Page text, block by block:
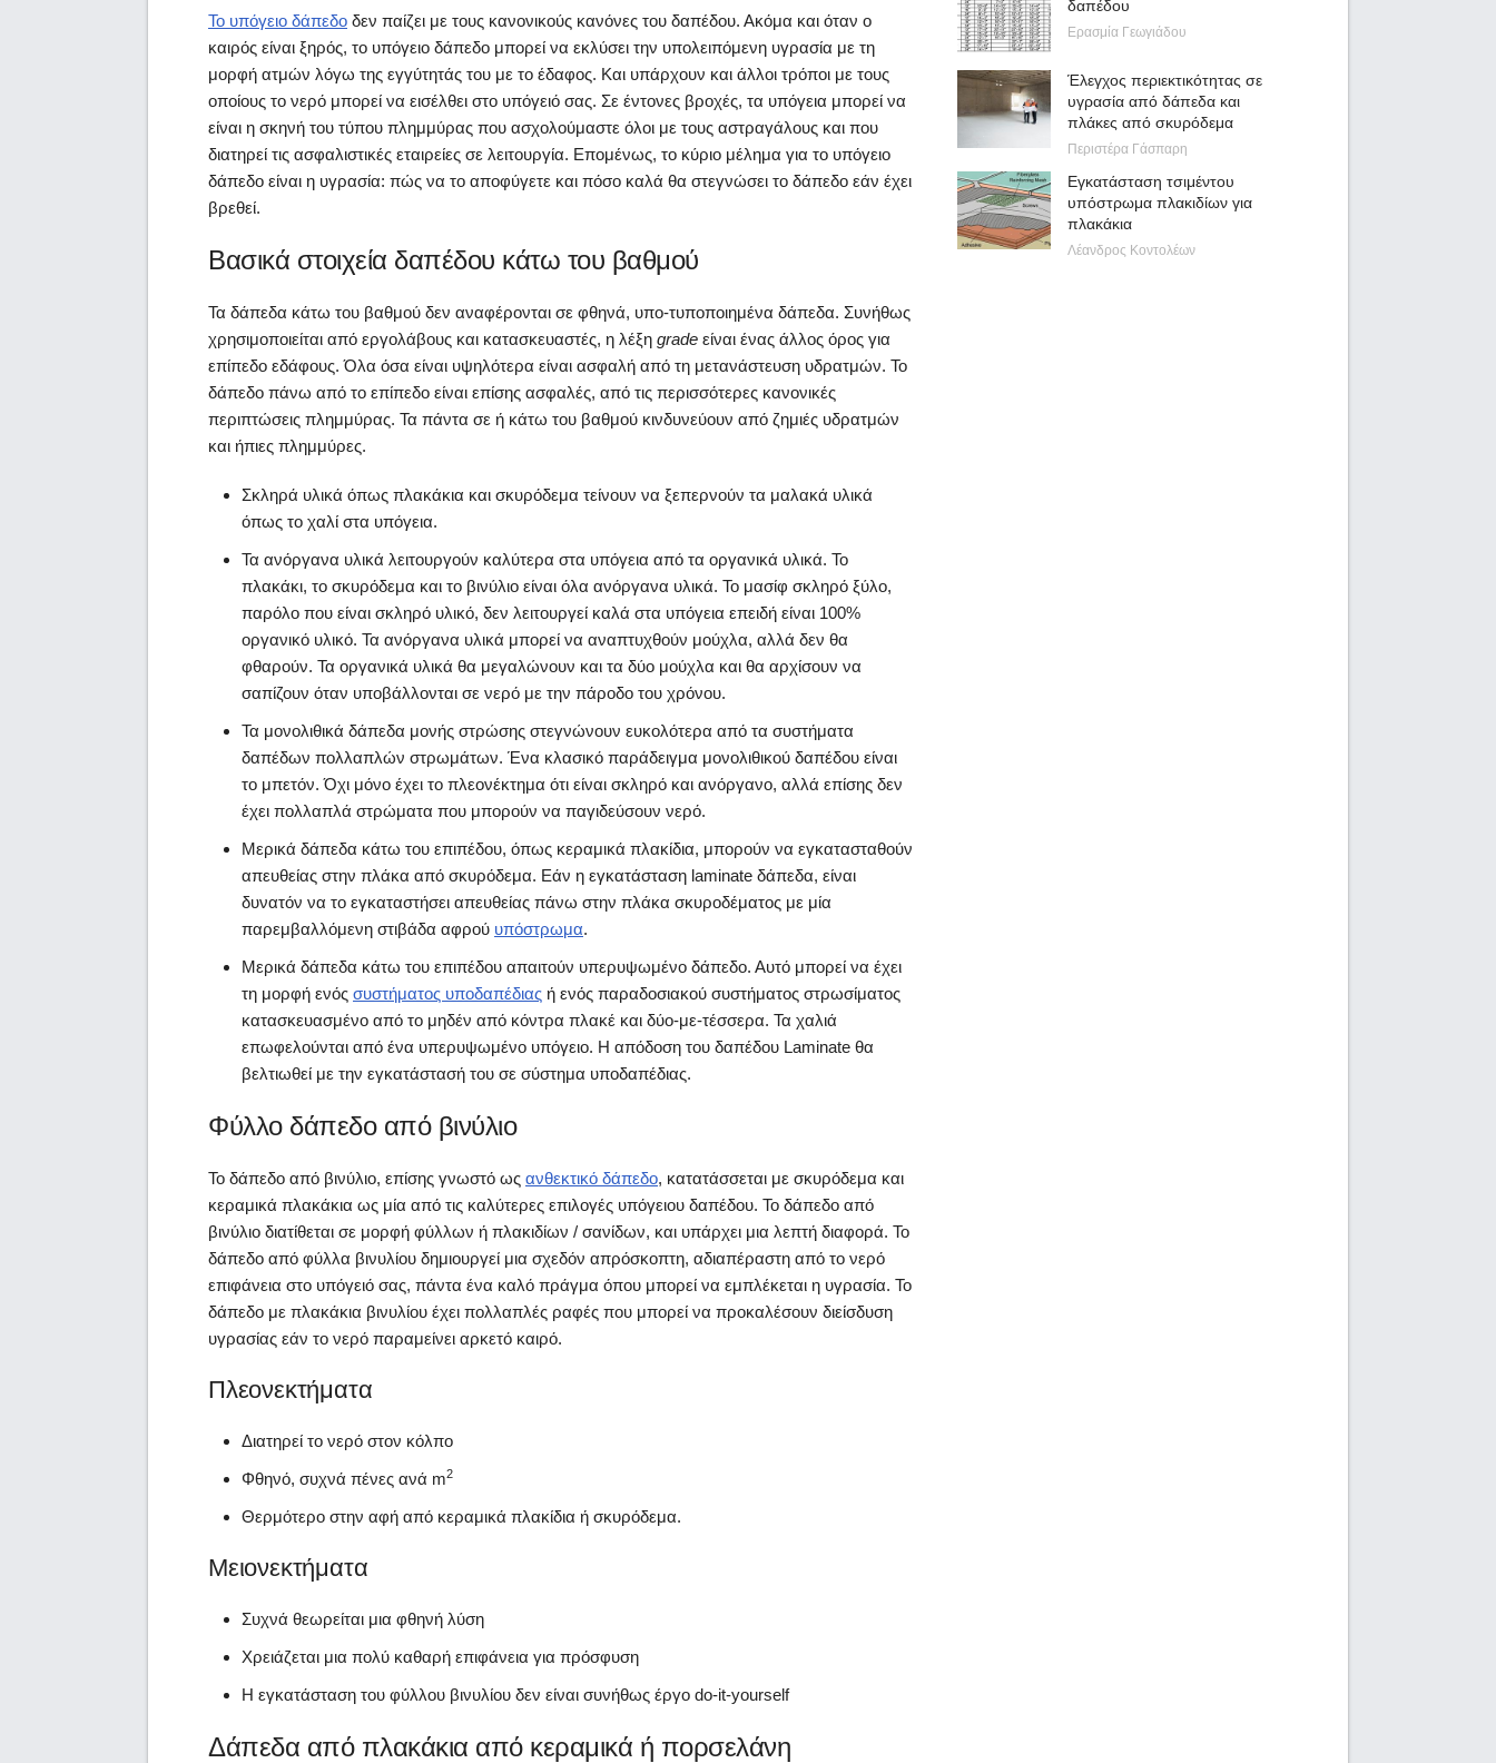
Το υπόγειο δάπεδο δεν παίζει με τους κανονικούς κανόνες του δαπέδου. Ακόμα και όταν ο
καιρός είναι ξηρός, το υπόγειο δάπεδο μπορεί να εκλύσει την υπολειπόμενη υγρασία με τη
μορφή ατμών λόγω της εγγύτητάς του με το έδαφος. Και υπάρχουν και άλλοι τρόποι με τους
οποίους το νερό μπορεί να εισέλθει στο υπόγειό σας. Σε έντονες βροχές, τα υπόγεια μπορεί να
είναι η σκηνή του τύπου πλημμύρας που ασχολούμαστε όλοι με τους αστραγάλους και που
διατηρεί τις ασφαλιστικές εταιρείες σε λειτουργία. Επομένως, το κύριο μέλημα για το υπόγειο
δάπεδο είναι η υγρασία: πώς να το αποφύγετε και πόσο καλά θα στεγνώσει το δάπεδο εάν έχει
βρεθεί.
Βασικά στοιχεία δαπέδου κάτω του βαθμού
Τα δάπεδα κάτω του βαθμού δεν αναφέρονται σε φθηνά, υπο-τυποποιημένα δάπεδα. Συνήθως
χρησιμοποιείται από εργολάβους και κατασκευαστές, η λέξη grade είναι ένας άλλος όρος για
επίπεδο εδάφους. Όλα όσα είναι υψηλότερα είναι ασφαλή από τη μετανάστευση υδρατμών. Το
δάπεδο πάνω από το επίπεδο είναι επίσης ασφαλές, από τις περισσότερες κανονικές
περιπτώσεις πλημμύρας. Τα πάντα σε ή κάτω του βαθμού κινδυνεύουν από ζημιές υδρατμών
και ήπιες πλημμύρες.
Σκληρά υλικά όπως πλακάκια και σκυρόδεμα τείνουν να ξεπερνούν τα μαλακά υλικά
όπως το χαλί στα υπόγεια.
Τα ανόργανα υλικά λειτουργούν καλύτερα στα υπόγεια από τα οργανικά υλικά. Το
πλακάκι, το σκυρόδεμα και το βινύλιο είναι όλα ανόργανα υλικά. Το μασίφ σκληρό ξύλο,
παρόλο που είναι σκληρό υλικό, δεν λειτουργεί καλά στα υπόγεια επειδή είναι 100%
οργανικό υλικό. Τα ανόργανα υλικά μπορεί να αναπτυχθούν μούχλα, αλλά δεν θα
φθαρούν. Τα οργανικά υλικά θα μεγαλώνουν και τα δύο μούχλα και θα αρχίσουν να
σαπίζουν όταν υποβάλλονται σε νερό με την πάροδο του χρόνου.
Τα μονολιθικά δάπεδα μονής στρώσης στεγνώνουν ευκολότερα από τα συστήματα
δαπέδων πολλαπλών στρωμάτων. Ένα κλασικό παράδειγμα μονολιθικού δαπέδου είναι
το μπετόν. Όχι μόνο έχει το πλεονέκτημα ότι είναι σκληρό και ανόργανο, αλλά επίσης δεν
έχει πολλαπλά στρώματα που μπορούν να παγιδεύσουν νερό.
Μερικά δάπεδα κάτω του επιπέδου, όπως κεραμικά πλακίδια, μπορούν να εγκατασταθούν
απευθείας στην πλάκα από σκυρόδεμα. Εάν η εγκατάσταση laminate δάπεδα, είναι
δυνατόν να το εγκαταστήσει απευθείας πάνω στην πλάκα σκυροδέματος με μία
παρεμβαλλόμενη στιβάδα αφρού υπόστρωμα.
Μερικά δάπεδα κάτω του επιπέδου απαιτούν υπερυψωμένο δάπεδο. Αυτό μπορεί να έχει
τη μορφή ενός συστήματος υποδαπέδιας ή ενός παραδοσιακού συστήματος στρωσίματος
κατασκευασμένο από το μηδέν από κόντρα πλακέ και δύο-με-τέσσερα. Τα χαλιά
επωφελούνται από ένα υπερυψωμένο υπόγειο. Η απόδοση του δαπέδου Laminate θα
βελτιωθεί με την εγκατάστασή του σε σύστημα υποδαπέδιας.
Φύλλο δάπεδο από βινύλιο
Το δάπεδο από βινύλιο, επίσης γνωστό ως ανθεκτικό δάπεδο, κατατάσσεται με σκυρόδεμα και
κεραμικά πλακάκια ως μία από τις καλύτερες επιλογές υπόγειου δαπέδου. Το δάπεδο από
βινύλιο διατίθεται σε μορφή φύλλων ή πλακιδίων / σανίδων, και υπάρχει μια λεπτή διαφορά. Το
δάπεδο από φύλλα βινυλίου δημιουργεί μια σχεδόν απρόσκοπτη, αδιαπέραστη από το νερό
επιφάνεια στο υπόγειό σας, πάντα ένα καλό πράγμα όπου μπορεί να εμπλέκεται η υγρασία. Το
δάπεδο με πλακάκια βινυλίου έχει πολλαπλές ραφές που μπορεί να προκαλέσουν διείσδυση
υγρασίας εάν το νερό παραμείνει αρκετό καιρό.
Πλεονεκτήματα
Διατηρεί το νερό στον κόλπο
Φθηνό, συχνά πένες ανά m2
Θερμότερο στην αφή από κεραμικά πλακίδια ή σκυρόδεμα.
Μειονεκτήματα
Συχνά θεωρείται μια φθηνή λύση
Χρειάζεται μια πολύ καθαρή επιφάνεια για πρόσφυση
Η εγκατάσταση του φύλλου βινυλίου δεν είναι συνήθως έργο do-it-yourself
Δάπεδα από πλακάκια από κεραμικά ή πορσελάνη
δαπέδου
Ερασμία Γεωγιάδου
Έλεγχος περιεκτικότητας σε
υγρασία από δάπεδα και
πλάκες από σκυρόδεμα
Περιστέρα Γάσπαρη
Εγκατάσταση τσιμέντου
υπόστρωμα πλακιδίων για
πλακάκια
Λέανδρος Κοντολέων